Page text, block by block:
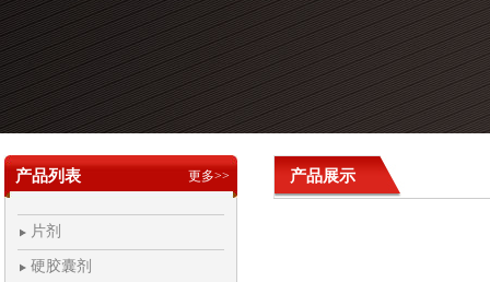
产品列表 更多>>
片剂
硬胶囊剂
产品展示